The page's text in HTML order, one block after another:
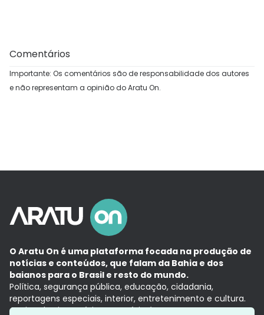
Comentários
Importante: Os comentários são de responsabilidade dos autores
e não representam a opinião do Aratu On.
O Aratu On é uma plataforma focada na produção de
notícias e conteúdos, que falam da Bahia e dos
baianos para o Brasil e resto do mundo.
Política, segurança pública, educação, cidadania,
reportagens especiais, interior, entretenimento e cultura.
Aqui, tudo vira notícia e a notícia é no tempo presente,